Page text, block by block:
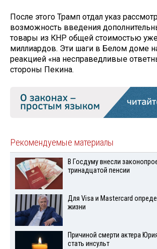
После этого Трамп отдал указ
возможность введения
товары из КНР общей стоимостью
миллиардов. Эти шаги в Белом доме
реакцией «на несправедливые
стороны Пекина.
Рекомендуемые материалы
В Госдуму внесли
тринадцатой пенсии
Для Visа и Mastercard
жизни
Причиной смерти актера
стать инсульт